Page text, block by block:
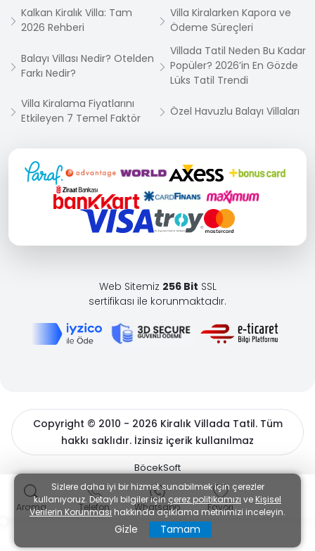
Korunaklı Villa
Muhafazakar Villa
k villalar, İslami kurallara
göre yaşayan konuklarımız için uygundur.
isteyen konuklarımız için de uygundur.
Böylece tatil boyunca daha rahat edebilirsiniz.
Bu kategorideki villalar güneşlenme terasından ve
havuz içinde iken etraftan görünmeyen
villalardan seçimi yapılmaktadır. Yani %100
Sizlerinde kendinizi sakınmanız gereken yerleri
mutlaka vardır. Kiraladığınız villaya girer girmez
bu noktaları belirleyerek tatiliniz süresince buna
göre hareket ederseniz siz de görünmez
dikkatli olmanız gerekir.
Korunaklı VillaveMuhafazakar Villakiralama
muhafazakar
otel
tatillerindeki gibi kısıtlanmaya maruz kalmaz.
villa kiralamaözgür bir tatil şekli olduğundan
kimse tatilinize karışmaz ve sizleri bu kuralları
uymaya zorlayamaz.
Kalkan Kiralık Villa: Tam
2026 Rehberi
Villa Kiralarken Kapora ve
Ödeme Süreçleri
Balayı Villası Nedir? Otelden
Farkı Nedir?
Villada Tatil Neden Bu Kadar
Popüler? 2026’in En Gözde
Lüks Tatil Trendi
Villa Kiralama Fiyatlarını
Etkileyen 7 Temel Faktör
Özel Havuzlu Balayı Villaları
Web Sitemiz 256 Bit SSL
sertifikası ile korunmaktadır.
Copyright © 2010 - 2026 Kiralık Villada Tatil. Tüm
hakkı saklıdır. İzinsiz içerik kullanılmaz
BöcekSoft
Arama Telefon Whatsapp Favori
Sizlere daha iyi bir hizmet sunabilmek için çerezler
kullanıyoruz. Detaylı bilgiler için çerez politikamızı ve Kişisel
Verilerin Korunması hakkında açıklama metnimizi inceleyin.
Gizle Tamam